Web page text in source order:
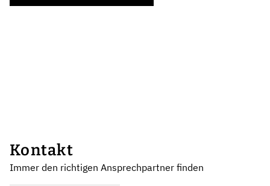
Kontakt
Immer den richtigen Ansprechpartner finden